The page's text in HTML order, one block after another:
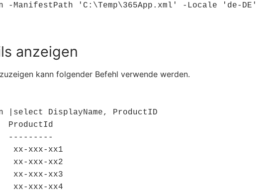
-ManifestPath 'C:\Temp\365App.xml' -Locale 'de-DE'
anzeigen
kann folgender Befehl verwende werden.
|select DisplayName, ProductID
---------
xxx-xx1
xxx-xx2
xxx-xx3
xxx-xx4